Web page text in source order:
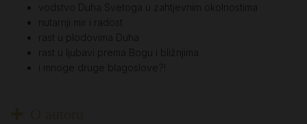
vodstvo Duha Svetoga u zahtjevnim okolnostima
nutarnji mir i radost
rast u plodovima Duha
rast u ljubavi prema Bogu i bližnjima
i mnoge druge blagoslove?!